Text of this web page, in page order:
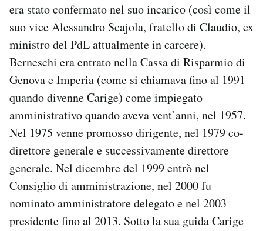
era stato confermato nel suo incarico (così come il
suo vice Alessandro Scajola, fratello di Claudio, ex
ministro del PdL attualmente in carcere).
Berneschi era entrato nella Cassa di Risparmio di
Genova e Imperia (come si chiamava fino al 1991
quando divenne Carige) come impiegato
amministrativo quando aveva vent’anni, nel 1957.
Nel 1975 venne promosso dirigente, nel 1979 co-
direttore generale e successivamente direttore
generale. Nel dicembre del 1999 entrò nel
Consiglio di amministrazione, nel 2000 fu
nominato amministratore delegato e nel 2003
presidente fino al 2013. Sotto la sua guida Carige